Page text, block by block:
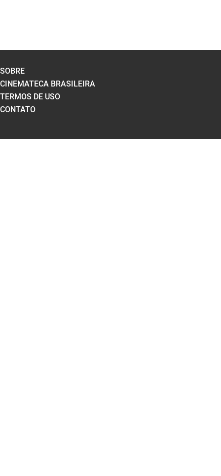
SOBRE
CINEMATECA BRASILEIRA
TERMOS DE USO
CONTATO